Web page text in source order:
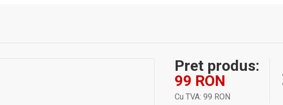
Pret produs:
99 RON
Cu TVA: 99 RON